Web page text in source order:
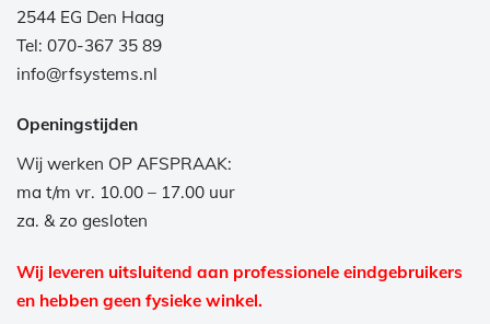
2544 EG Den Haag
Tel: 070-367 35 89
info@rfsystems.nl
Openingstijden
Wij werken OP AFSPRAAK:
ma t/m vr. 10.00 – 17.00 uur
za. & zo gesloten
Wij leveren uitsluitend aan professionele eindgebruikers
en hebben geen fysieke winkel.